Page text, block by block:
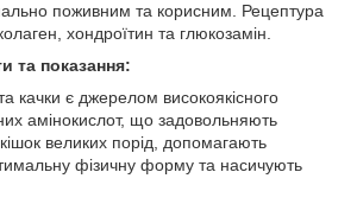
поживним та корисним. Рецептура
хондроїтин та глюкозамін.
та показання:
качки є джерелом високоякісного
амінокислот, що задовольняють
великих порід, допомагають
фізичну форму та насичують